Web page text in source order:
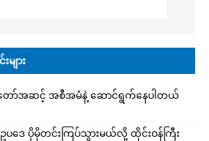
ျား
ော်အဆင့် အစီအမံနဲ့ ဆောင်ရွက်နေပါတယ်
ဒေ ပိုမိုတင်းကြပ်သွားမယ်လို့ ထိုင်းဝန်ကြီး